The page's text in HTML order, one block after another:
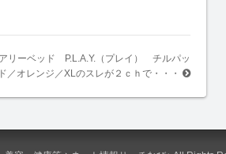
リーベッド P.L.A.Y.（プレイ） チルパッ
ド／オレンジ／XLのスレが２ｃｈで・・・